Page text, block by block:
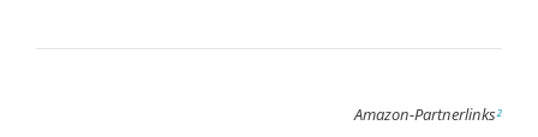
Amazon-Partnerlinks²